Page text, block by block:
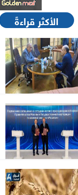
الأكثر قراءةً